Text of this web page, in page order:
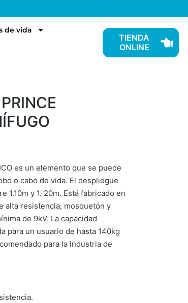
de vida
TIENDA
ONLINE
es un elemento que se puede
o cabo de vida. El despliegue
1.10m y 1. 20m. Está fabricado en
alta resistencia, mosquetón y
de 9kV. La capacidad
para un usuario de hasta 140kg
para la industria de